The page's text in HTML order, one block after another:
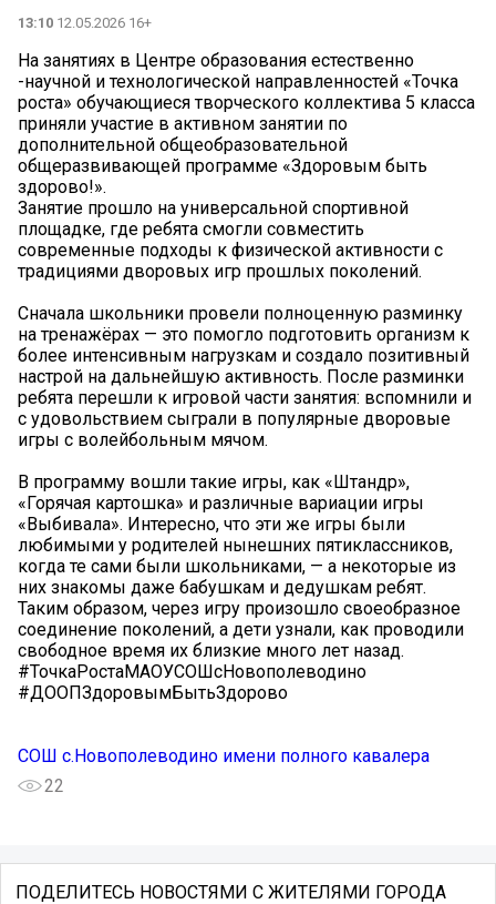
13:10 12.05.2026 16+
На занятиях в Центре образования естественно
-научной и технологической направленностей «Точка
роста» обучающиеся творческого коллектива 5 класса
приняли участие в активном занятии по
дополнительной общеобразовательной
общеразвивающей программе «Здоровым быть
здорово!».
Занятие прошло на универсальной спортивной
площадке, где ребята смогли совместить
современные подходы к физической активности с
традициями дворовых игр прошлых поколений.
Сначала школьники провели полноценную разминку
на тренажёрах — это помогло подготовить организм к
более интенсивным нагрузкам и создало позитивный
настрой на дальнейшую активность. После разминки
ребята перешли к игровой части занятия: вспомнили и
с удовольствием сыграли в популярные дворовые
игры с волейбольным мячом.
В программу вошли такие игры, как «Штандр»,
«Горячая картошка» и различные вариации игры
«Выбивала». Интересно, что эти же игры были
любимыми у родителей нынешних пятиклассников,
когда те сами были школьниками, — а некоторые из
них знакомы даже бабушкам и дедушкам ребят.
Таким образом, через игру произошло своеобразное
соединение поколений, а дети узнали, как проводили
свободное время их близкие много лет назад.
#ТочкаРостаМАОУСОШсНовополеводино
#ДООПЗдоровымБытьЗдорово
СОШ с.Новополеводино имени полного кавалера
22
ПОДЕЛИТЕСЬ НОВОСТЯМИ С ЖИТЕЛЯМИ ГОРОДА